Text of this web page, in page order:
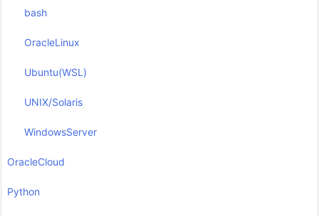
bash
OracleLinux
Ubuntu(WSL)
UNIX/Solaris
WindowsServer
OracleCloud
Python